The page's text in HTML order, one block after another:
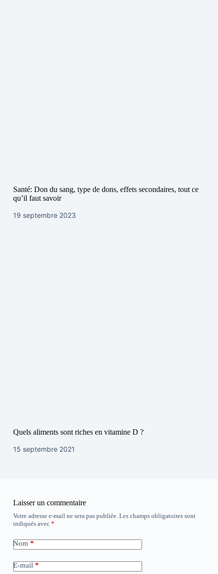
Santé: Don du sang, type de dons, effets secondaires, tout ce
qu’il faut savoir
19 septembre 2023
Quels aliments sont riches en vitamine D ?
15 septembre 2021
Laisser un commentaire
Votre adresse e-mail ne sera pas publiée. Les champs obligatoires sont
indiqués avec *
Nom*
E-mail*